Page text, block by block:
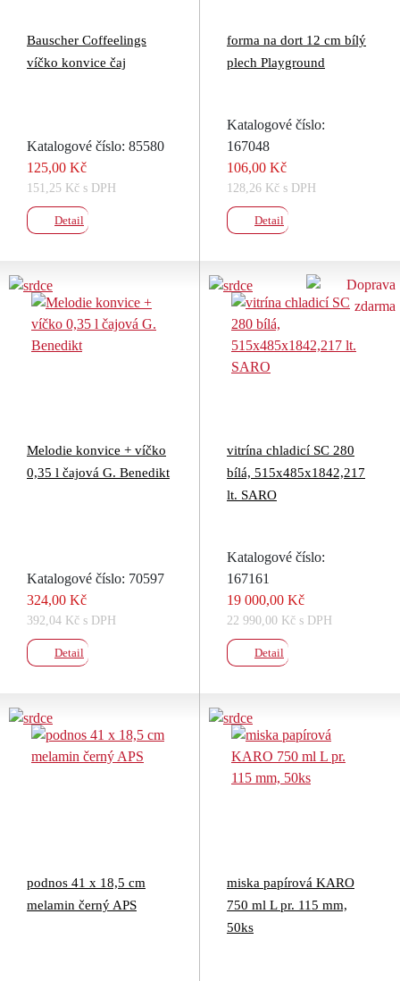
Bauscher Coffeelings
víčko konvice čaj
Katalogové číslo: 85580
125,00 Kč
151,25 Kč s DPH
Detail
forma na dort 12 cm bílý
plech Playground
Katalogové číslo:
167048
106,00 Kč
128,26 Kč s DPH
Detail
Melodie konvice + víčko
0,35 l čajová G. Benedikt
Katalogové číslo: 70597
324,00 Kč
392,04 Kč s DPH
Detail
vitrína chladicí SC 280
bílá, 515x485x1842,217
lt. SARO
Katalogové číslo:
167161
19 000,00 Kč
22 990,00 Kč s DPH
Detail
podnos 41 x 18,5 cm
melamin černý APS
miska papírová KARO
750 ml L pr. 115 mm,
50ks